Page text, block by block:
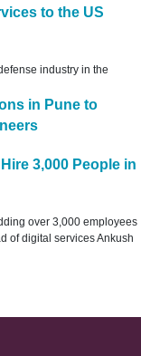
to the US
industry in the
in Pune to
3,000 People in
over 3,000 employees
of digital services Ankush